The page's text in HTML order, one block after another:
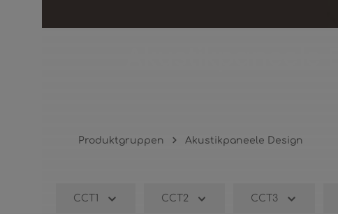
Produktgruppen Akustikpaneele Design
CCT1 CCT2 CCT3